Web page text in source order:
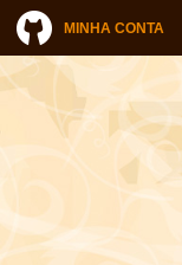
MINHA CONTA